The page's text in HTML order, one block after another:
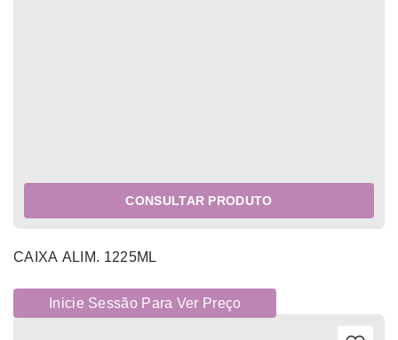
CONSULTAR PRODUTO
CAIXA ALIM. 1225ML
Inicie Sessão Para Ver Preço